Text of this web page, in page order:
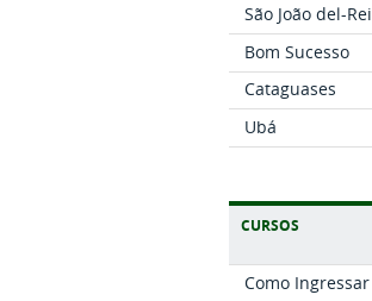
São João del-Rei
Bom Sucesso
Cataguases
Ubá
CURSOS
Como Ingressar